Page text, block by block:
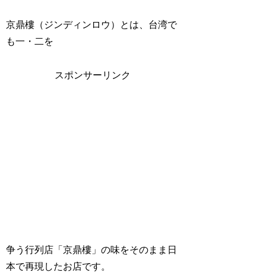
京鼎樓（ジンディンロウ）とは、台湾で
も一・二を
スポンサーリンク
争う行列店「京鼎樓」の味をそのまま日
本で再現したお店です。